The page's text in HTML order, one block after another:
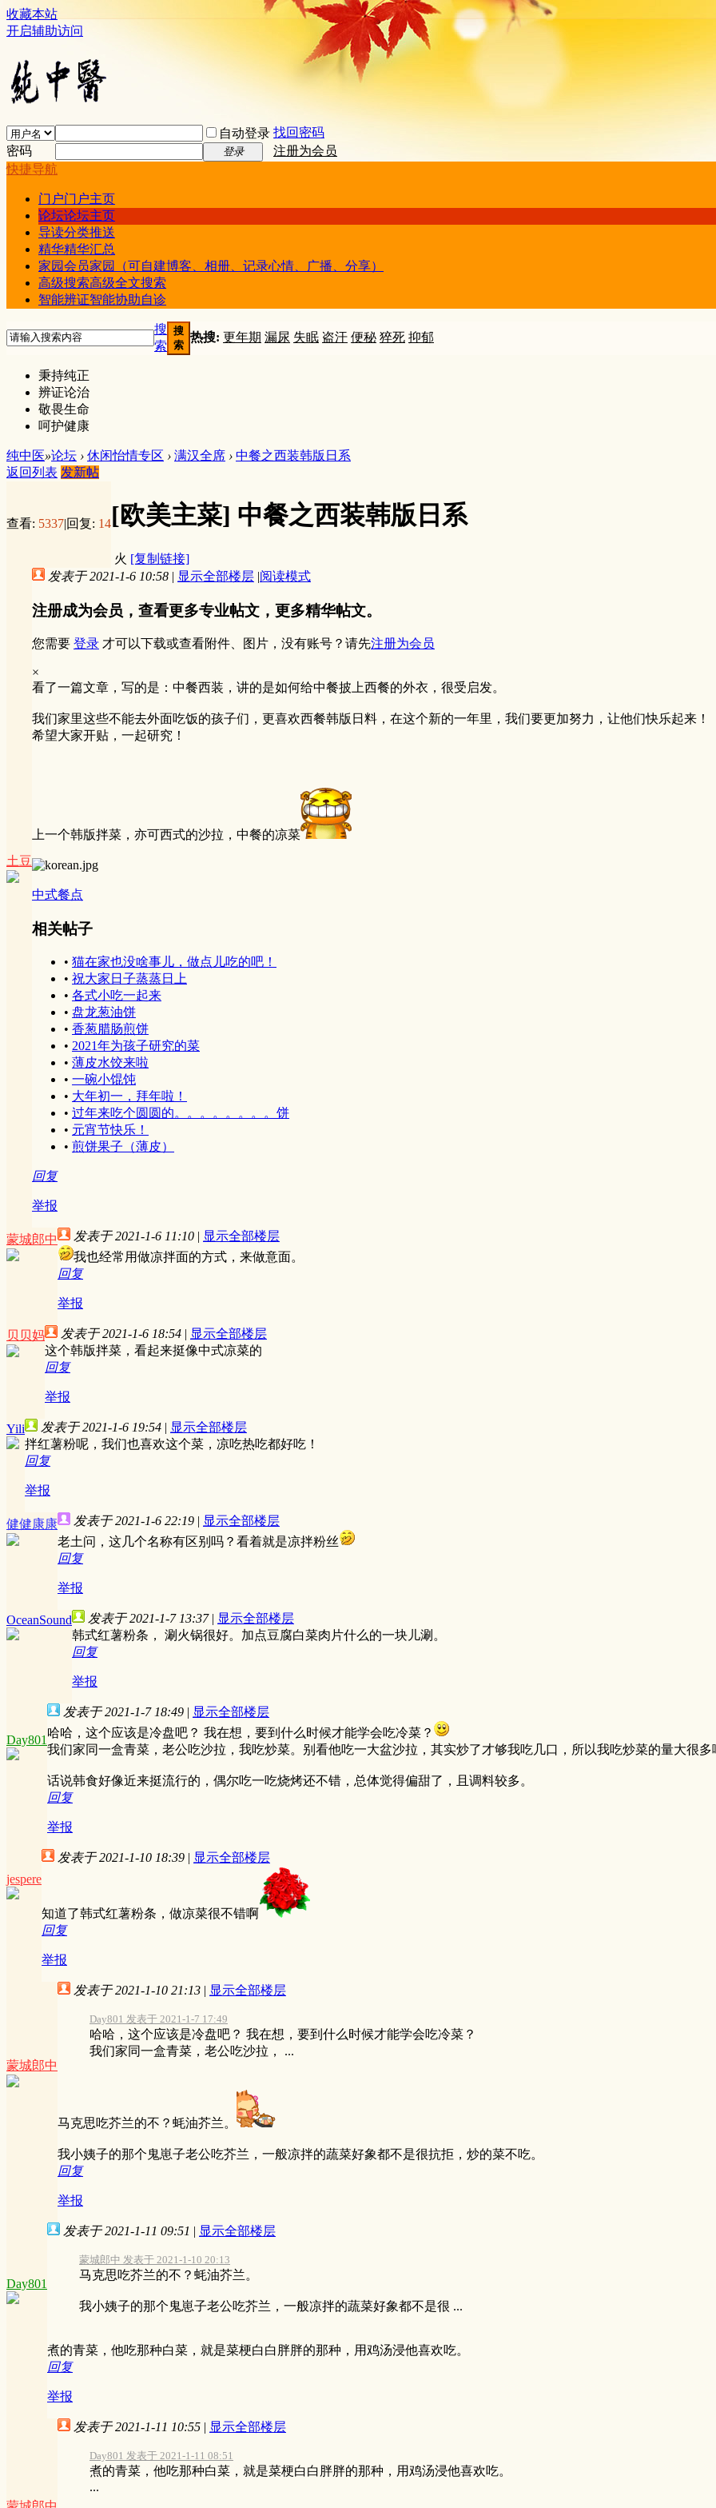
收藏本站
开启辅助访问
自动登录 找回密码
密码
登录
注册为会员
快捷导航
门户门户主页
论坛论坛主页
导读分类推送
精华精华汇总
家园会员家园（可自建博客、相册、记录心情、广播、分享）
高级搜索高级全文搜索
智能辨证智能协助自诊
搜
索
搜
索
热搜: 更年期 漏尿 失眠 盗汗 便秘 猝死 抑郁
秉持纯正
辨证论治
敬畏生命
呵护健康
纯中医»论坛 › 休闲怡情专区 › 满汉全席 › 中餐之西装韩版日系
返回列表 发新帖
查看: 5337|回复: 14[欧美主菜] 中餐之西装韩版日系
火 [复制链接]
土豆
发表于 2021-1-6 10:58 | 显示全部楼层 |阅读模式
注册成为会员，查看更多专业帖文，更多精华帖文。
您需要 登录 才可以下载或查看附件、图片，没有账号？请先注册为会员
×
看了一篇文章，写的是：中餐西装，讲的是如何给中餐披上西餐的外衣，很受启发。
我们家里这些不能去外面吃饭的孩子们，更喜欢西餐韩版日料，在这个新的一年里，我们要更加努力，让他们快乐起来！
希望大家开贴，一起研究！
上一个韩版拌菜，亦可西式的沙拉，中餐的凉菜
中式餐点
相关帖子
• 猫在家也没啥事儿，做点儿吃的吧！
• 祝大家日子蒸蒸日上
• 各式小吃一起来
• 盘龙葱油饼
• 香葱腊肠煎饼
• 2021年为孩子研究的菜
• 薄皮水饺来啦
• 一碗小馄饨
• 大年初一，拜年啦！
• 过年来吃个圆圆的。。。。。。。。饼
• 元宵节快乐！
• 煎饼果子（薄皮）
回复
举报
蒙城郎中 发表于 2021-1-6 11:10 | 显示全部楼层
我也经常用做凉拌面的方式，来做意面。
回复
举报
贝贝妈 发表于 2021-1-6 18:54 | 显示全部楼层
这个韩版拌菜，看起来挺像中式凉菜的
回复
举报
Yili 发表于 2021-1-6 19:54 | 显示全部楼层
拌红薯粉呢，我们也喜欢这个菜，凉吃热吃都好吃！
回复
举报
健健康康 发表于 2021-1-6 22:19 | 显示全部楼层
老土问，这几个名称有区别吗？看着就是凉拌粉丝
回复
举报
OceanSound 发表于 2021-1-7 13:37 | 显示全部楼层
韩式红薯粉条， 涮火锅很好。加点豆腐白菜肉片什么的一块儿涮。
回复
举报
Day801
发表于 2021-1-7 18:49 | 显示全部楼层
哈哈，这个应该是冷盘吧？ 我在想，要到什么时候才能学会吃冷菜？
我们家同一盒青菜，老公吃沙拉，我吃炒菜。别看他吃一大盆沙拉，其实炒了才够我吃几口，所以我吃炒菜的量大很多
话说韩食好像近来挺流行的，偶尔吃一吃烧烤还不错，总体觉得偏甜了，且调料较多。
回复
举报
jespere
发表于 2021-1-10 18:39 | 显示全部楼层
知道了韩式红薯粉条，做凉菜很不错啊
回复
举报
蒙城郎中
发表于 2021-1-10 21:13 | 显示全部楼层
Day801 发表于 2021-1-7 17:49
哈哈，这个应该是冷盘吧？ 我在想，要到什么时候才能学会吃冷菜？
我们家同一盒青菜，老公吃沙拉， ...
马克思吃芥兰的不？蚝油芥兰。
我小姨子的那个鬼崽子老公吃芥兰，一般凉拌的蔬菜好象都不是很抗拒，炒的菜不吃。
回复
举报
Day801
发表于 2021-1-11 09:51 | 显示全部楼层
蒙城郎中 发表于 2021-1-10 20:13
马克思吃芥兰的不？蚝油芥兰。
我小姨子的那个鬼崽子老公吃芥兰，一般凉拌的蔬菜好象都不是很 ...
煮的青菜，他吃那种白菜，就是菜梗白白胖胖的那种，用鸡汤浸他喜欢吃。
回复
举报
发表于 2021-1-11 10:55 | 显示全部楼层
Day801 发表于 2021-1-11 08:51
煮的青菜，他吃那种白菜，就是菜梗白白胖胖的那种，用鸡汤浸他喜欢吃。
...